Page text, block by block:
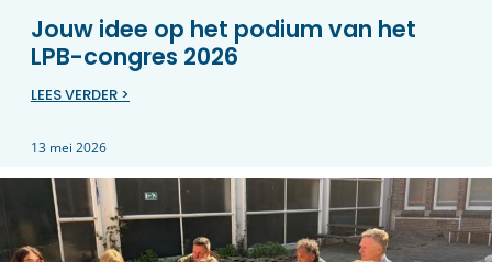
Jouw idee op het podium van het
LPB-congres 2026
LEES VERDER >
13 mei 2026